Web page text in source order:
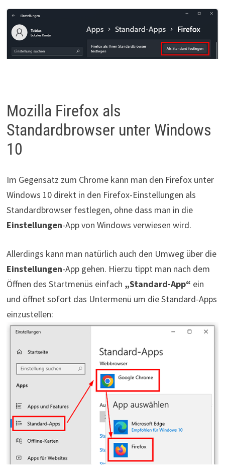
Mozilla Firefox als
Standardbrowser unter Windows
10
Im Gegensatz zum Chrome kann man den Firefox unter
Windows 10 direkt in den Firefox-Einstellungen als
Standardbrowser festlegen, ohne dass man in die
Einstellungen-App von Windows verwiesen wird.
Allerdings kann man natürlich auch den Umweg über die
Einstellungen-App gehen. Hierzu tippt man nach dem
Öffnen des Startmenüs einfach „Standard-App“ ein
und öffnet sofort das Untermenü um die Standard-Apps
einzustellen: